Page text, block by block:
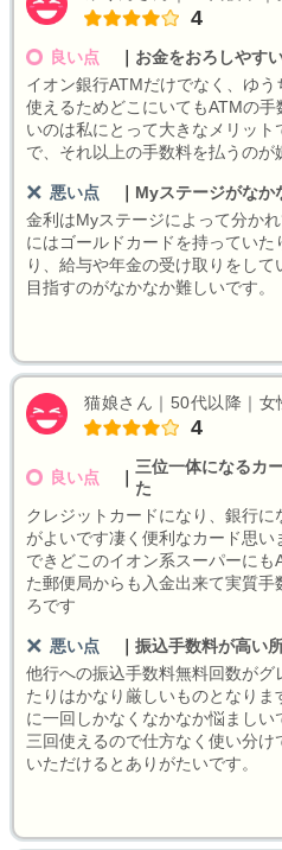
4
良い点
お金をおろしやす
イオン銀行ATMだけでなく、ゆ
使えるためどこにいてもATMの
いのは私にとって大きなメリッ
で、それ以上の手数料を払うのが
悪い点
Myステージがなか
金利はMyステージによって分か
にはゴールドカードを持ってい
り、給与や年金の受け取りをし
目指すのがなかなか難しいです。
猫娘さん｜50代以降｜
4
良い点
三位一体になるカ
た
クレジットカードになり、銀行
がよいです凄く便利なカード思い
できどこのイオン系スーパーにも
た郵便局からも入金出来て実質手
ろです
悪い点
振込手数料が高い
他行への振込手数料無料回数が
たりはかなり厳しいものとなりま
に一回しかなくなかなか悩まし
三回使えるので仕方なく使い分
いただけるとありがたいです。